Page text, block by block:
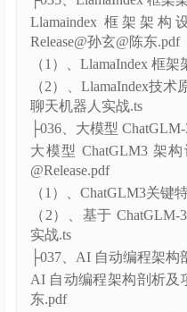
（02）、基于 LoRA 大
├035、LlamaIndex 框架
Llamaindex 框架架
Release@孙玄@陈东.pdf
（1）、LlamaIndex 框架
（2）、LlamaIndex技术
聊天机器人实战.ts
├036、大模型
大模型 ChatGLM3 架
@Release.pdf
（1）、ChatGLM3关键
（2）、基于
实战.ts
├037、AI 自动编程架构